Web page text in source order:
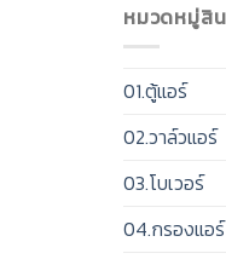
หมวดหมู่สิ
01.ตู้แอร์
02.วาล์วแอร์
03.โบเวอร์
04.กรองแอร์